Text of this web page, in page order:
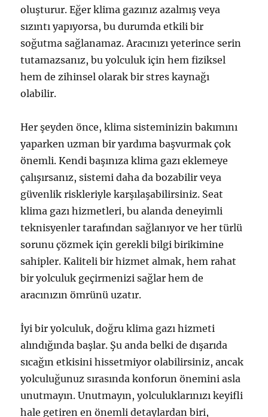
oluşturur. Eğer klima gazınız azalmış veya
sızıntı yapıyorsa, bu durumda etkili bir
soğutma sağlanamaz. Aracınızı yeterince serin
tutamazsanız, bu yolculuk için hem fiziksel
hem de zihinsel olarak bir stres kaynağı
olabilir.
Her şeyden önce, klima sisteminizin bakımını
yaparken uzman bir yardıma başvurmak çok
önemli. Kendi başınıza klima gazı eklemeye
çalışırsanız, sistemi daha da bozabilir veya
güvenlik riskleriyle karşılaşabilirsiniz. Seat
klima gazı hizmetleri, bu alanda deneyimli
teknisyenler tarafından sağlanıyor ve her türlü
sorunu çözmek için gerekli bilgi birikimine
sahipler. Kaliteli bir hizmet almak, hem rahat
bir yolculuk geçirmenizi sağlar hem de
aracınızın ömrünü uzatır.
İyi bir yolculuk, doğru klima gazı hizmeti
alındığında başlar. Şu anda belki de dışarıda
sıcağın etkisini hissetmiyor olabilirsiniz, ancak
yolculuğunuz sırasında konforun önemini asla
unutmayın. Unutmayın, yolculuklarınızı keyifli
hale getiren en önemli detaylardan biri,